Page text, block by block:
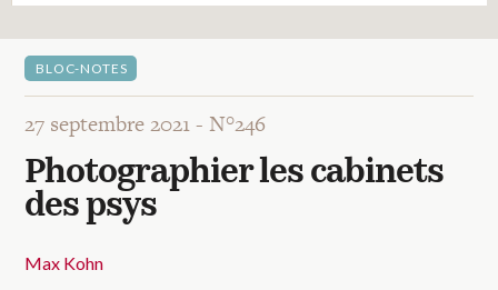
Revues
Colloque
Mon panier
BLOC-NOTES
27 septembre 2021 -N°246
Photographier les cabinets
des psys
Max Kohn